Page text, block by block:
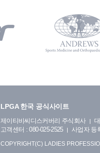
LPGA 한국 공식사이트
제이티비씨디스커버리 주식회사
고객센터 : 080-025-2525
사업자 등
COPYRIGHT(C) LADIES